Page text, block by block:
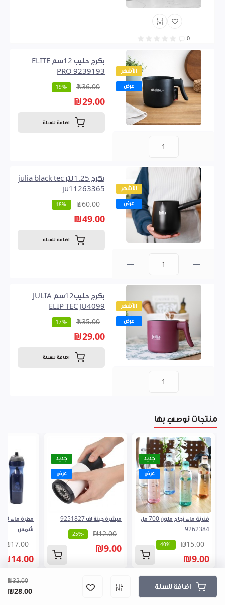
0
الأشهر
عرض
بكرج حليب 12سم ELITE
PRO 9239193
₪36.00
-19%
₪29.00
اضافة للسلة
الأشهر
عرض
بكرج 1.25لتر julia black tec
ju11263365
₪60.00
-18%
₪49.00
اضافة للسلة
الأشهر
عرض
بكرج حليب12سم JULIA
ELIP TEC JU4099
₪35.00
-17%
₪29.00
اضافة للسلة
منتجات نوصي بها
جديد
عرض
قنينة ماء زجاج ملون 700 مل
9262384
₪15.00
-40%
₪9.00
جديد
عرض
مبشرة جبنة لف 9251827
₪12.00
-25%
₪9.00
شمس
₪17.00
₪14.00
₪32.00
₪28.00
اضافة للسلة
القائمة المشتريات